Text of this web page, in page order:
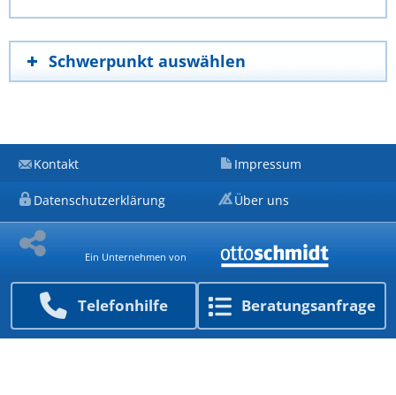
Telefon­hilfe Beratungs­anfrage
Schwerpunkt auswählen
Kontakt Impressum
Datenschutzerklärung Über uns
Ein Unternehmen von